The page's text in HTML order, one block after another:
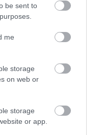
be sent to
me
storage
on web or
storage
or app.
IMÁDNI FOGNAK A